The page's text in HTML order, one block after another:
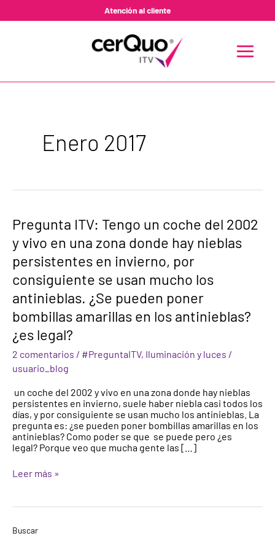
Atención al cliente
MENU
Enero 2017
Pregunta ITV: Tengo un coche del 2002
y vivo en una zona donde hay nieblas
persistentes en invierno, por
consiguiente se usan mucho los
antinieblas. ¿Se pueden poner
bombillas amarillas en los antinieblas?
¿es legal?
2 comentarios / #PreguntaITV, Iluminación y luces /
usuario_blog
un coche del 2002 y vivo en una zona donde hay nieblas
persistentes en invierno, suele haber niebla casi todos los
días, y por consiguiente se usan mucho los antinieblas. La
pregunta es: ¿se pueden poner bombillas amarillas en los
antinieblas? Como poder se que se puede pero ¿es
legal? Porque veo que mucha gente las […]
Pregunta
ITV:
Tengo
un
coche
del
2002
y
en
una
zona
donde
nieblas
en
invierno,
por
consiguiente
se
usan
los
pueden
bombillas
Leer más »
Buscar